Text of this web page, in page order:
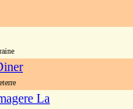
La